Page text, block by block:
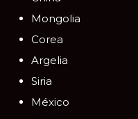
Mongolia
Corea
Argelia
Siria
México